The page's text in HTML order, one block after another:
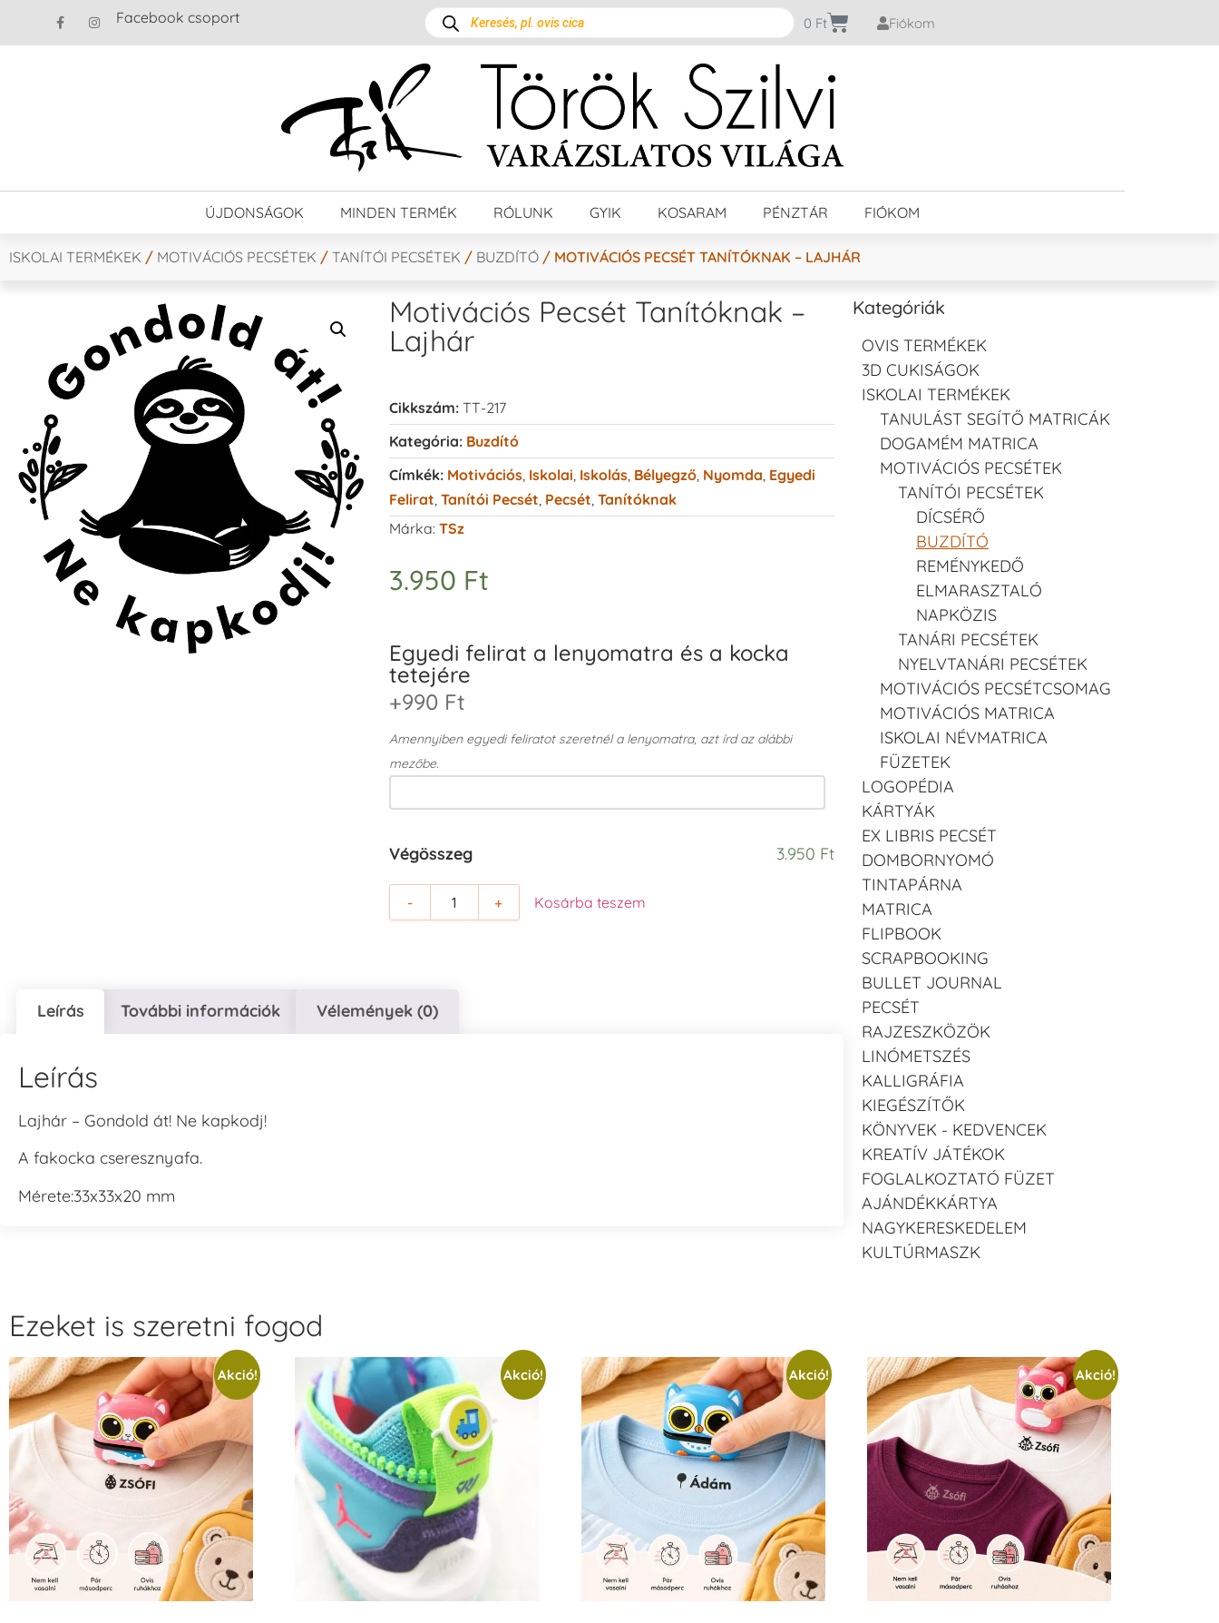
Facebook csoport 0 Ft Fiókom
ÚJDONSÁGOK MINDEN TERMÉK RÓLUNK GYIK KOSARAM PÉNZTÁR FIÓKOM
ISKOLAI TERMÉKEK / MOTIVÁCIÓS PECSÉTEK / TANÍTÓI PECSÉTEK / BUZDÍTÓ / MOTIVÁCIÓS PECSÉT TANÍTÓKNAK – LAJHÁR
Motivációs Pecsét Tanítóknak –
Lajhár
Cikkszám: TT-217
Kategória: Buzdító
Címkék: Motivációs, Iskolai Iskolás, Bélyegző, Nyomda Egyedi
Felirat Tanítói Pecsét Pecsét Tanítóknak
Márka: TSz
3.950 Ft
Egyedi felirat a lenyomatra és a kocka
tetejére
+990 Ft
Amennyiben egyedi feliratot szeretnél a lenyomatra, azt írd az alábbi
mezőbe.
Végösszeg 3.950 Ft
- + Kosárba teszem
Leírás További információk Vélemények (0)
Leírás
Lajhár – Gondold át! Ne kapkodj!
A fakocka cseresznyafa.
Mérete:33x33x20 mm
Kategóriák
OVIS TERMÉKEK
3D CUKISÁGOK
ISKOLAI TERMÉKEK
TANULÁST SEGÍTŐ MATRICÁK
DOGAMÉM MATRICA
MOTIVÁCIÓS PECSÉTEK
TANÍTÓI PECSÉTEK
DÍCSÉRŐ
BUZDÍTÓ
REMÉNYKEDŐ
ELMARASZTALÓ
NAPKÖZIS
TANÁRI PECSÉTEK
NYELVTANÁRI PECSÉTEK
MOTIVÁCIÓS PECSÉTCSOMAG
MOTIVÁCIÓS MATRICA
ISKOLAI NÉVMATRICA
FÜZETEK
LOGOPÉDIA
KÁRTYÁK
EX LIBRIS PECSÉT
DOMBORNYOMÓ
TINTAPÁRNA
MATRICA
FLIPBOOK
SCRAPBOOKING
BULLET JOURNAL
PECSÉT
RAJZESZKÖZÖK
LINÓMETSZÉS
KALLIGRÁFIA
KIEGÉSZÍTŐK
KÖNYVEK - KEDVENCEK
KREATÍV JÁTÉKOK
FOGLALKOZTATÓ FÜZET
AJÁNDÉKKÁRTYA
NAGYKERESKEDELEM
KULTÚRMASZK
Ezeket is szeretni fogod
Akció! Akció! Akció! Akció!